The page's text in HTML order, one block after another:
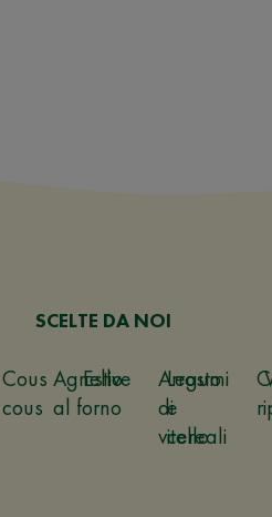
Cous
cous
Estive
Legumi
e
cereali
SCELTE DA NOI
Agnello
al forno
Arrosto
di
vitello